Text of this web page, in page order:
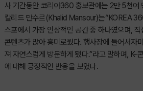
사 기간동안 코리아360 홍보관에는 2만 5천여
칼리드 만수르(Khalid Mansour)는“KOREA
스포에서 가장 인상적인 공간 중 하나였으며,
콘텐츠가 많아 흥미로웠다. 행사장에 들어서자
져 자연스럽게 방문하게 됐다.”라고 말하며, K-
에 대해 긍정적인 반응을 보였다.